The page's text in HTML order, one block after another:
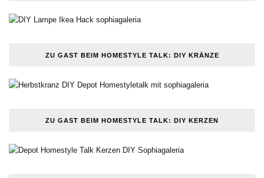
ZU GAST BEIM HOMESTYLE TALK: DIY KRÄNZE
ZU GAST BEIM HOMESTYLE TALK: DIY KERZEN